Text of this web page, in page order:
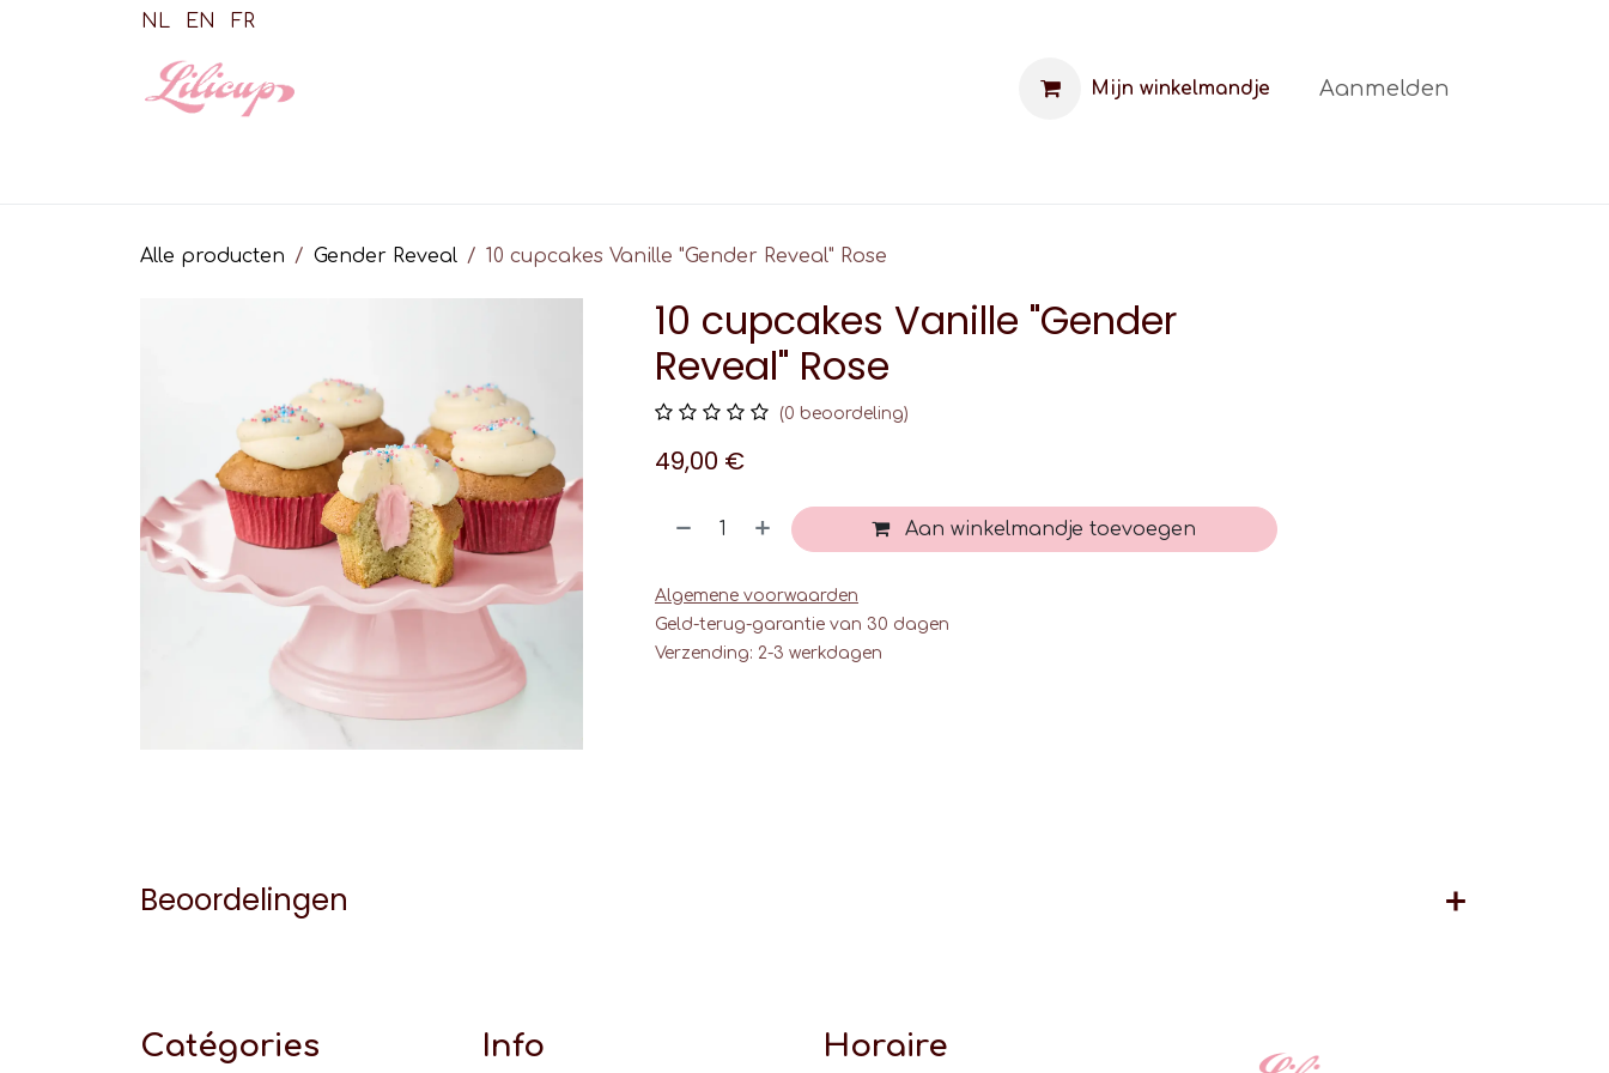
Overslaan naar inhoud
NL EN FR
Mijn winkelmandje Aanmelden
Alle producten Gender Reveal 10 cupcakes Vanille "Gender Reveal" Rose
10 cupcakes Vanille "Gender
Reveal" Rose
(0 beoordeling)
49,00 €
Aan winkelmandje toevoegen
Algemene voorwaarden
Geld-terug-garantie van 30 dagen
Verzending: 2-3 werkdagen
Beoordelingen
Catégories Info Horaire